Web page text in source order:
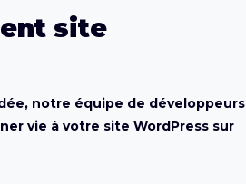
site
notre équipe de développeurs
vie à votre site WordPress sur